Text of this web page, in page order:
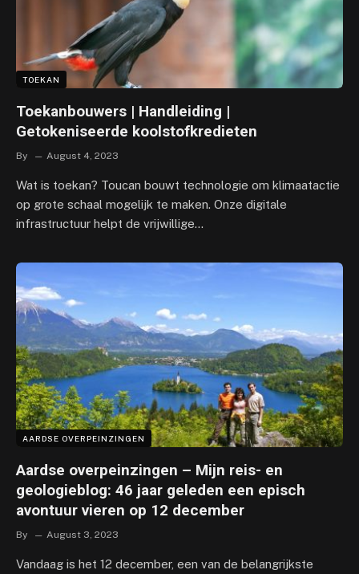
TOEKAN
Toekanbouwers | Handleiding |
Getokeniseerde koolstofkredieten
By August 4, 2023
Wat is toekan? Toucan bouwt technologie om klimaatactie
op grote schaal mogelijk te maken. Onze digitale
infrastructuur helpt de vrijwillige…
AARDSE OVERPEINZINGEN
Aardse overpeinzingen – Mijn reis- en
geologieblog: 46 jaar geleden een episch
avontuur vieren op 12 december
By August 3, 2023
Vandaag is het 12 december, een van de belangrijkste